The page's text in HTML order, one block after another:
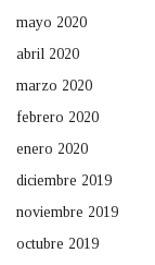
mayo 2020
abril 2020
marzo 2020
febrero 2020
enero 2020
diciembre 2019
noviembre 2019
octubre 2019